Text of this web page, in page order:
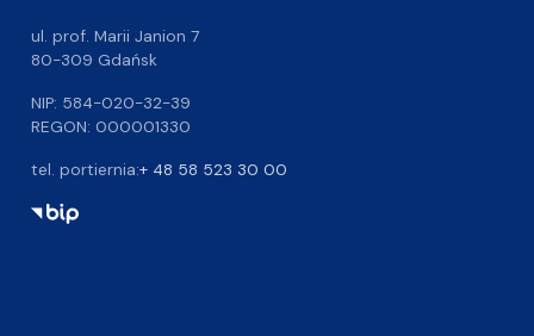
ul. prof. Marii Janion 7
80-309 Gdańsk
NIP: 584-020-32-39
REGON: 000001330
tel. portiernia:+ 48 58 523 30 00